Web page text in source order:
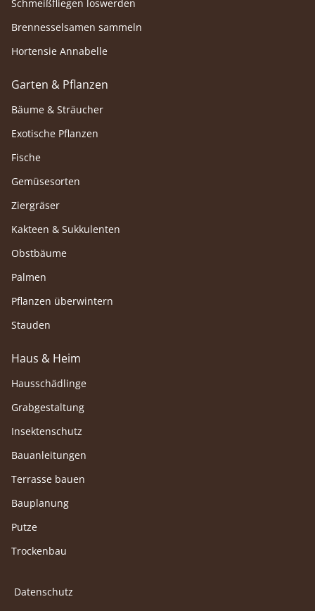
Schmeißfliegen loswerden
Brennesselsamen sammeln
Hortensie Annabelle
Garten & Pflanzen
Bäume & Sträucher
Exotische Pflanzen
Fische
Gemüsesorten
Ziergräser
Kakteen & Sukkulenten
Obstbäume
Palmen
Pflanzen überwintern
Stauden
Haus & Heim
Hausschädlinge
Grabgestaltung
Insektenschutz
Bauanleitungen
Terrasse bauen
Bauplanung
Putze
Trockenbau
Datenschutz